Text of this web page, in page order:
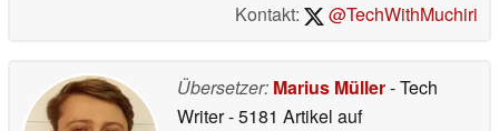
Kontakt:
@TechWithMuchiri
Übersetzer: Marius Müller- Tech
Writer- 5181 Artikel auf